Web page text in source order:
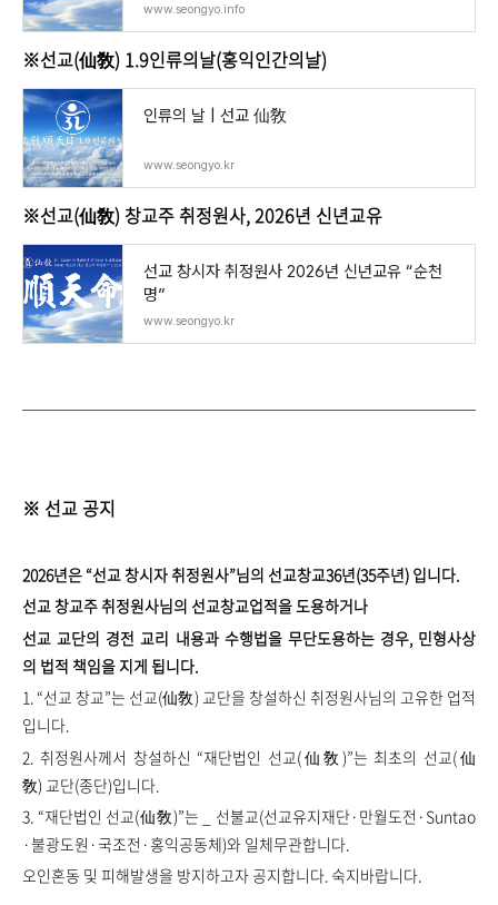
www.seongyo.info
※선교(仙敎) 1.9인류의날(홍익인간의날)
인류의 날 | 선교 仙敎
www.seongyo.kr
※선교(仙敎) 창교주 취정원사, 2026년 신년교유
선교 창시자 취정원사 2026년 신년교유 “순천
명”
www.seongyo.kr
※ 선교 공지
2026년은 “선교 창시자 취정원사”님의 선교창교36년(35주년) 입니다.
선교 창교주 취정원사님의 선교창교업적을 도용하거나
선교 교단의 경전 교리 내용과 수행법을 무단도용하는 경우, 민형사상
의 법적 책임을 지게 됩니다.
1. “선교 창교”는 선교(仙敎) 교단을 창설하신 취정원사님의 고유한 업적
입니다.
2. 취정원사께서 창설하신 “재단법인 선교(仙敎)”는 최초의 선교(仙
敎) 교단(종단)입니다.
3. “재단법인 선교(仙敎)”는 _ 선불교(선교유지재단·만월도전·Suntao
·불광도원·국조전·홍익공동체)와 일체무관합니다.
오인혼동 및 피해발생을 방지하고자 공지합니다. ​​​​숙지바랍니다.